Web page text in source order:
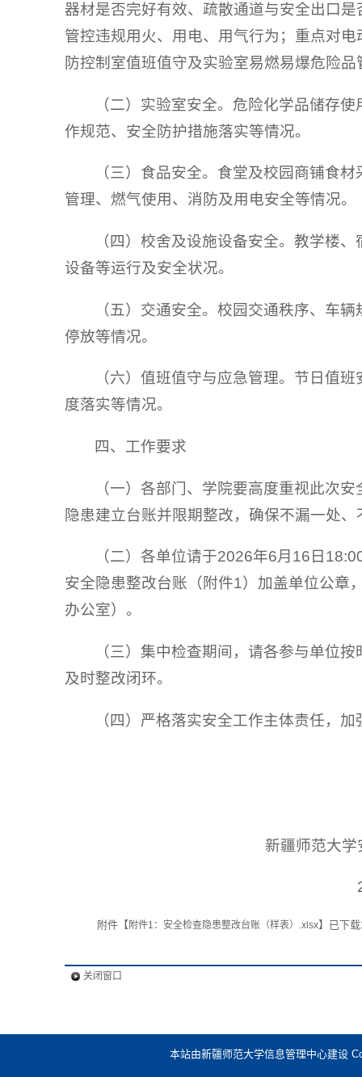
器材是否完好有效、疏散通道与安全出口
管控违规用火、用电、用气行为；重点对
防控制室值班值守及实验室易燃易爆危险品
（二）实验室安全。危险化学品储存
作规范、安全防护措施落实等情况。
（三）食品安全。食堂及校园商铺食
管理、燃气使用、消防及用电安全等情况。
（四）校舍及设施设备安全。教学楼
设备等运行及安全状况。
（五）交通安全。校园交通秩序、车
停放等情况。
（六）值班值守与应急管理。节日值
度落实等情况。
四、工作要求
（一）各部门、学院要高度重视此次
隐患建立台账并限期整改，确保不漏一处、
（二）各单位请于2026年6月16日
安全隐患整改台账（附件1）加盖单位公章
办公室）。
（三）集中检查期间，请各参与单位
及时整改闭环。
（四）严格落实安全工作主体责任，
新疆师范大
附件【附件1：安全检查隐患整改台账（样表）.xlsx】已下载
关闭窗口
本站由新疆师范大学信息管理中心建设